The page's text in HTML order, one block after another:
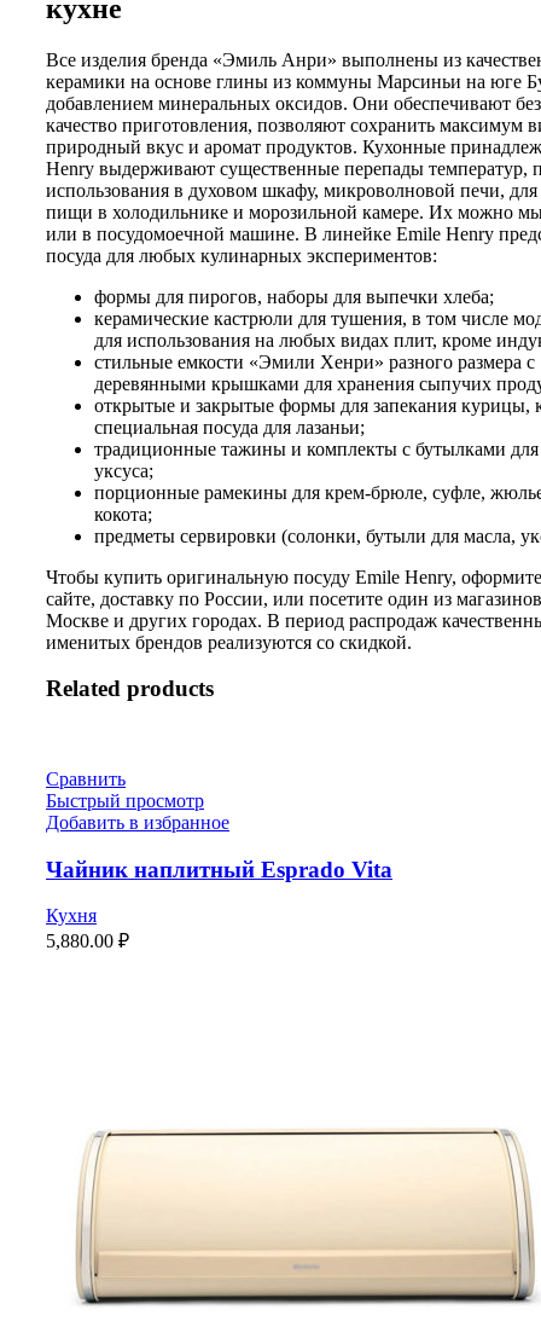
кухне
Все изделия бренда «Эмиль Анри» выполнены из
керамики на основе глины из коммуны Марсиньи на юге
добавлением минеральных оксидов. Они обеспечивают
качество приготовления, позволяют сохранить максимум
природный вкус и аромат продуктов. Кухонные
Henry выдерживают существенные перепады температур,
использования в духовом шкафу, микроволновой печи,
пищи в холодильнике и морозильной камере. Их можно
или в посудомоечной машине. В линейке Emile Henry
посуда для любых кулинарных экспериментов:
формы для пирогов, наборы для выпечки хлеба;
керамические кастрюли для тушения, в том числе
для использования на любых видах плит, кроме
стильные емкости «Эмили Хенри» разного размера с
деревянными крышками для хранения сыпучих
открытые и закрытые формы для запекания курицы,
специальная посуда для лазаньи;
традиционные тажины и комплекты с бутылками для
уксуса;
порционные рамекины для крем-брюле, суфле,
кокота;
предметы сервировки (солонки, бутыли для масла,
Чтобы купить оригинальную посуду Emile Henry, оформите
сайте, доставку по России, или посетите один из
Москве и других городах. В период распродаж
именитых брендов реализуются со скидкой.
Related products
Сравнить
Быстрый просмотр
Добавить в избранное
Чайник наплитный Esprado Vita
Кухня
5,880.00 ₽